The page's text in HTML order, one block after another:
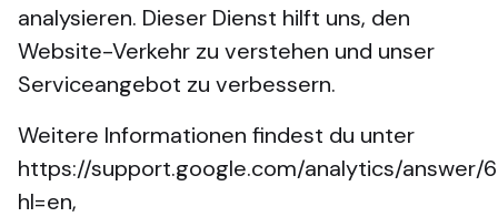
analysieren. Dieser Dienst hilft uns, den
Website-Verkehr zu verstehen und unser
Serviceangebot zu verbessern.
Weitere Informationen findest du unter
https://support.google.com/analytics/answer/
hl=en,